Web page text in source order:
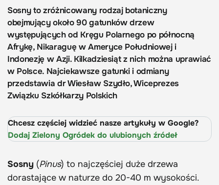
Sosny to zróżnicowany rodzaj botaniczny
obejmujący około 90 gatunków drzew
występujących od Kręgu Polarnego po północną
Afrykę, Nikaraguę w Ameryce Południowej i
Indonezję w Azji. Kilkadziesiąt z nich można uprawiać
w Polsce. Najciekawsze gatunki i odmiany
przedstawia dr Wiesław Szydło, Wiceprezes
Związku Szkółkarzy Polskich
Chcesz częściej widzieć nasze artykuły w Google?
Dodaj Zielony Ogródek do ulubionych źródeł
Sosny (Pinus) to najczęściej duże drzewa
dorastające w naturze do 20-40 m wysokości.